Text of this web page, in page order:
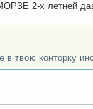
2-х летней
в твою конторку